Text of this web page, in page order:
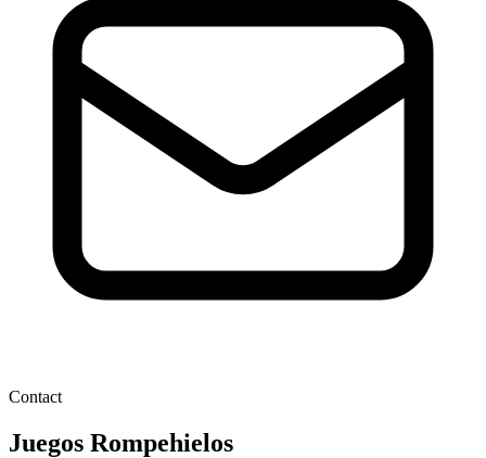
Contact
Juegos Rompehielos